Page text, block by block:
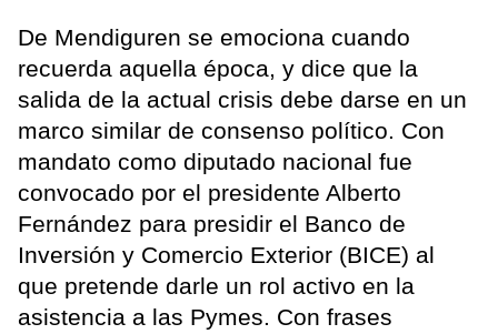
De Mendiguren se emociona cuando
recuerda aquella época, y dice que la
salida de la actual crisis debe darse en un
marco similar de consenso político. Con
mandato como diputado nacional fue
convocado por el presidente Alberto
Fernández para presidir el Banco de
Inversión y Comercio Exterior (BICE) al
que pretende darle un rol activo en la
asistencia a las Pymes. Con frases